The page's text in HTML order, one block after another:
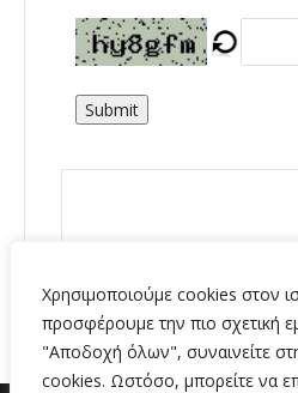
Χρησιμοποιούμε cookies στον
προσφέρουμε την πιο σχετική
"Αποδοχή όλων", συναινείτε
cookies. Ωστόσο, μπορείτε να
Submit